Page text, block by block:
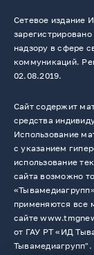
Сетевое издание
надзору в сфере
коммуникаций.
02.08.2019.
Сайт содержит
средства
Использование
с указанием
использование
сайта возможно
применяются все
сайте
от ГАУ РТ «ИД